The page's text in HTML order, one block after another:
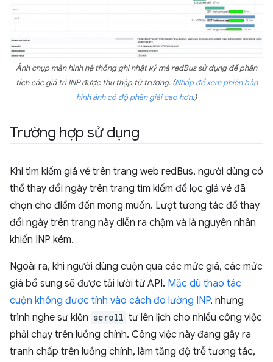
Ảnh chụp màn hình hệ thống ghi nhật ký mà redBus sử dụng để phân
tích các giá trị INP được thu thập từ trường. (Nhấp để xem phiên bản
hình ảnh có độ phân giải cao hơn.)
Trường hợp sử dụng
Khi tìm kiếm giá vé trên trang web redBus, người dùng có
thể thay đổi ngày trên trang tìm kiếm để lọc giá vé đã
chọn cho điểm đến mong muốn. Lượt tương tác để thay
đổi ngày trên trang này diễn ra chậm và là nguyên nhân
khiến INP kém.
Ngoài ra, khi người dùng cuộn qua các mức giá, các mức
giá bổ sung sẽ được tải lười từ API. Mặc dù thao tác
cuộn không được tính vào cách đo lường INP, nhưng
trình nghe sự kiện scroll tự lên lịch cho nhiều công việc
phải chạy trên luồng chính. Công việc này đang gây ra
tranh chấp trên luồng chính, làm tăng độ trễ tương tác,